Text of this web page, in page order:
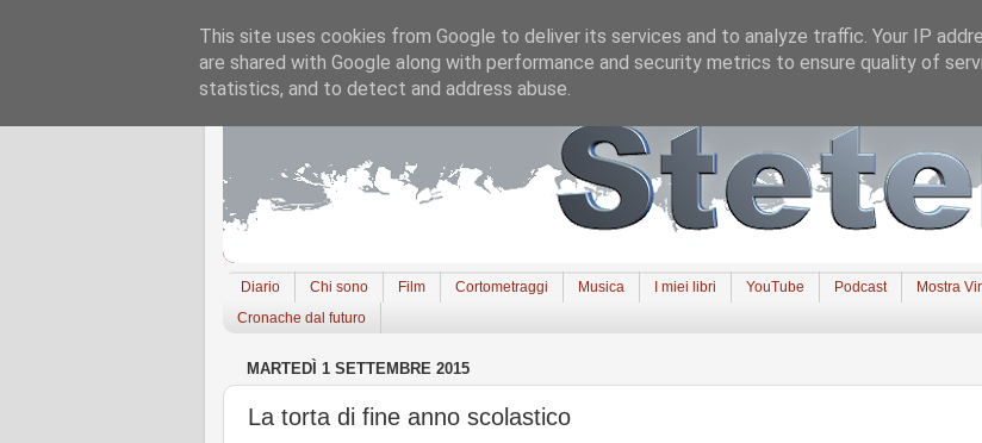
Diario Chi sono Film Cortometraggi Musica I miei libri YouTube Podcast Mostra
Cronache dal futuro
MARTEDÌ 1 SETTEMBRE 2015
La torta di fine anno scolastico
This site uses cookies from Google to deliver its services and to analyze traffic. Your IP
are shared with Google along with performance and security metrics to ensure quality of
statistics, and to detect and address abuse.